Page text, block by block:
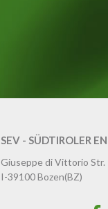
SEV - SÜDTIROLER
Giuseppe di Vittorio Str.
I-39100Bozen(BZ)